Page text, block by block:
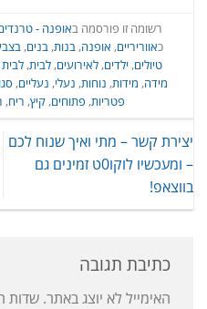
רשומה זו פורסמה באופנה -
כאווריריים, אופנה, בנות, בנים,
טיולים,ילדים,לאירועים,לבית,
מידה, מידות, נוחות, נעלי, נעליים,
פטריות, פתוחים, קיץ, ריח,
יצירת קשר – מתי ואיך שנוח לכם
– ומעכשיו לוקו0ט זמינים גם
בווצאפ!
כתיבת תגובה
האימייל לא יוצג באתר. שדות